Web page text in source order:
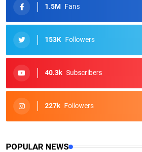
1.5M Fans
153K Followers
40.3k Subscribers
227k Followers
POPULAR NEWS